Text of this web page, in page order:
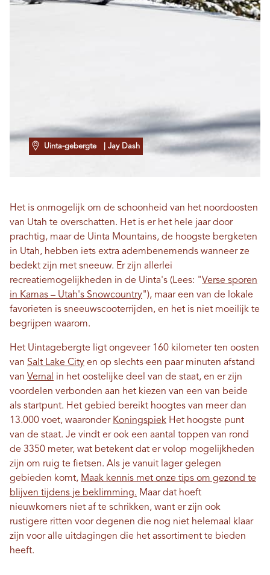
Uinta-gebergte | Jay Dash
Het is onmogelijk om de schoonheid van het noordoosten
van Utah te overschatten. Het is er het hele jaar door
prachtig, maar de Uinta Mountains, de hoogste bergketen
in Utah, hebben iets extra adembenemends wanneer ze
bedekt zijn met sneeuw. Er zijn allerlei
recreatiemogelijkheden in de Uinta's (Lees: "Verse sporen
in Kamas – Utah's Snowcountry"), maar een van de lokale
favorieten is sneeuwscooterrijden, en het is niet moeilijk te
begrijpen waarom.
Het Uintagebergte ligt ongeveer 160 kilometer ten oosten
van Salt Lake City en op slechts een paar minuten afstand
van Vernal
in het oostelijke deel van de staat, en er zijn
voordelen verbonden aan het kiezen van een van beide
als startpunt. Het gebied bereikt hoogtes van meer dan
13.000 voet, waaronder Koningspiek Het hoogste punt
van de staat. Je vindt er ook een aantal toppen van rond
de 3350 meter, wat betekent dat er volop mogelijkheden
zijn om ruig te fietsen. Als je vanuit lager gelegen
gebieden komt, Maak kennis met onze tips om gezond te
blijven tijdens je beklimming. Maar dat hoeft
nieuwkomers niet af te schrikken, want er zijn ook
rustigere ritten voor degenen die nog niet helemaal klaar
zijn voor alle uitdagingen die het assortiment te bieden
heeft.